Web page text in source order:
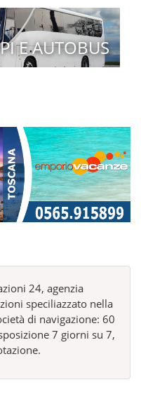
E AUTOBUS
24, agenzia
speciliazzato nella
di navigazione: 60
7 giorni su 7,